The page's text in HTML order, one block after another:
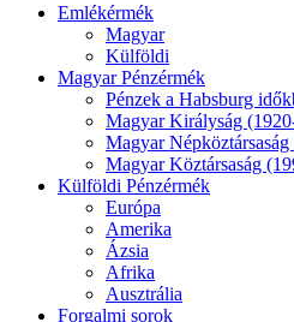
Emlékérmék
Magyar
Külföldi
Magyar Pénzérmék
Pénzek a Habsburg
Magyar Királyság
Magyar
Magyar Köztársaság
Külföldi Pénzérmék
Európa
Amerika
Ázsia
Afrika
Ausztrália
Forgalmi sorok